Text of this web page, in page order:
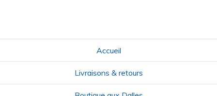
Accueil
Livraisons & retours